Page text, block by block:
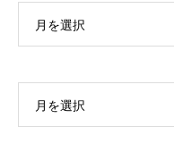
月を選択
月を選択